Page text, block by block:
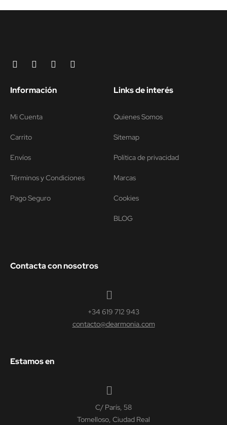
Información
Mi Cuenta
Carrito
Envíos
Términos y Condiciones
Pago Seguro
Links de interés
Quienes Somos
Sitemap
Política de privacidad
Marcas
Cookies
BLOG
Contacta con nosotros
+34 619 712 943
contacto@dearmonia.com
Estamos en
C/ París, 58
Tomelloso, Ciudad Real